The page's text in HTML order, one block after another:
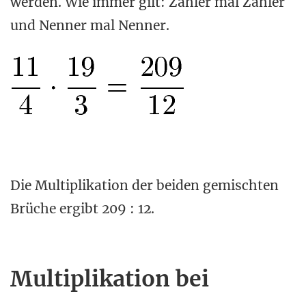
und Nenner mal Nenner.
Die Multiplikation der beiden gemischten
Brüche ergibt 209 : 12.
Multiplikation bei